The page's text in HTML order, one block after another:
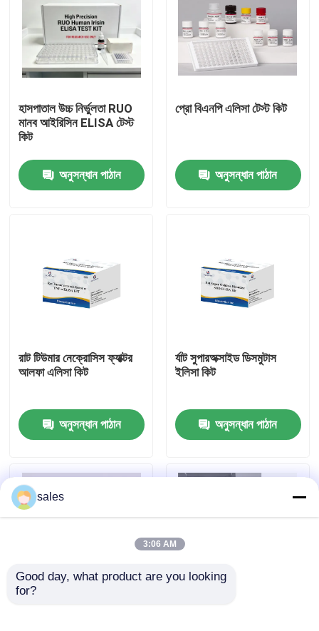
আমাদের সম্পর্কে
কারখানা ভ্রমণ
আমাদের সাথে যোগাযোগ করুন
খবর
VR Show
হাসপাতাল উচ্চ নির্ভুলতা RUO
মানব আইরিসিন ELISA টেস্ট
কিট
অনুসন্ধান পাঠান
প্রো বিএনপি এলিসা টেস্ট কিট
অনুসন্ধান পাঠান
রাট টিউমার নেক্রোসিস ফ্যাক্টর
আলফা এলিসা কিট
অনুসন্ধান পাঠান
র্যাট সুপারঅক্সাইড ডিসমুটাস
ইলিসা কিট
অনুসন্ধান পাঠান
sales
3:06 AM
Good day, what product are you looking
for?